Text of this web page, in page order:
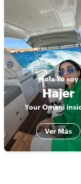
HolaYo soy
Hajer
Your Omani
Ver Más